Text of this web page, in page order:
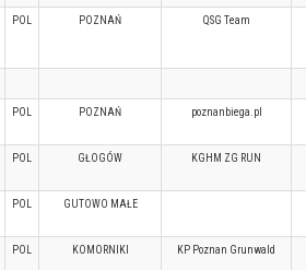
POL POZNAŃ QSG Team
POL POZNAŃ poznanbiega.pl
POL GŁOGÓW KGHM ZG RUN
POL GUTOWO MAŁE
POL KOMORNIKI KP Poznan Grunwald